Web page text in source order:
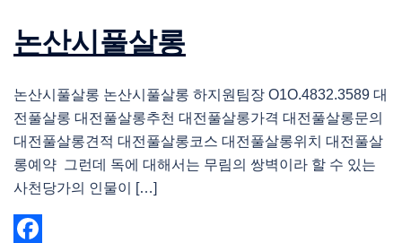
논산시풀살롱
논산시풀살롱 논산시풀살롱 하지원팀장 O1O.4832.3589 대
전풀살롱 대전풀살롱추천 대전풀살롱가격 대전풀살롱문의
대전풀살롱견적 대전풀살롱코스 대전풀살롱위치 대전풀살
롱예약 그런데 독에 대해서는 무림의 쌍벽이라 할 수 있는
사천당가의 인물이 […]